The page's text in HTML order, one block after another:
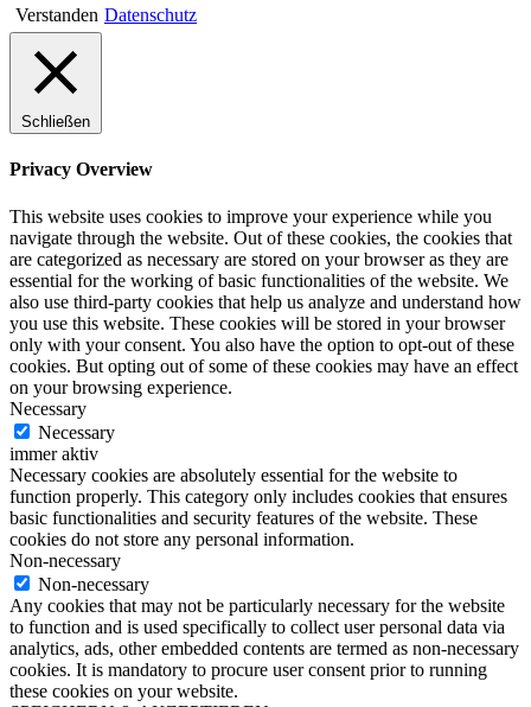
Verstanden Datenschutz
Schließen
Privacy Overview
This website uses cookies to improve your experience while you
navigate through the website. Out of these cookies, the cookies that
are categorized as necessary are stored on your browser as they are
essential for the working of basic functionalities of the website. We
also use third-party cookies that help us analyze and understand how
you use this website. These cookies will be stored in your browser
only with your consent. You also have the option to opt-out of these
cookies. But opting out of some of these cookies may have an effect
on your browsing experience.
Necessary
Necessary
immer aktiv
Necessary cookies are absolutely essential for the website to
function properly. This category only includes cookies that ensures
basic functionalities and security features of the website. These
cookies do not store any personal information.
Non-necessary
Non-necessary
Any cookies that may not be particularly necessary for the website
to function and is used specifically to collect user personal data via
analytics, ads, other embedded contents are termed as non-necessary
cookies. It is mandatory to procure user consent prior to running
these cookies on your website.